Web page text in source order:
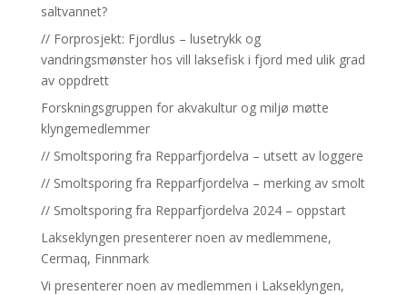
saltvannet?
// Forprosjekt: Fjordlus – lusetrykk og
vandringsmønster hos vill laksefisk i fjord med ulik grad
av oppdrett
Forskningsgruppen for akvakultur og miljø møtte
klyngemedlemmer
// Smoltsporing fra Repparfjordelva – utsett av loggere
// Smoltsporing fra Repparfjordelva – merking av smolt
// Smoltsporing fra Repparfjordelva 2024 – oppstart
Lakseklyngen presenterer noen av medlemmene,
Cermaq, Finnmark
Vi presenterer noen av medlemmen i Lakseklyngen,